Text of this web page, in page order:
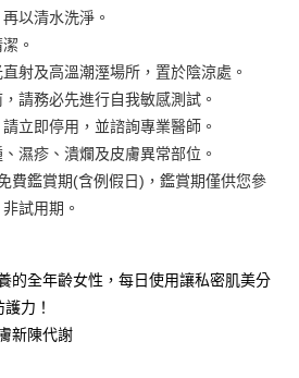
以上)免運費
含以上)免運費
含以上)免運費
以上)免運費
含以上)免運費
以清水洗淨。
。
射及高溫潮溼場所，置於陰涼處。
請務必先進行自我敏感測試。
立即停用，並諮詢專業醫師。
濕疹、潰爛及皮膚異常部位。
費鑑賞期(含例假日)，鑑賞期僅供您參
試用期。
的全年齡女性，每日使用讓私密肌美分
力！
新陳代謝